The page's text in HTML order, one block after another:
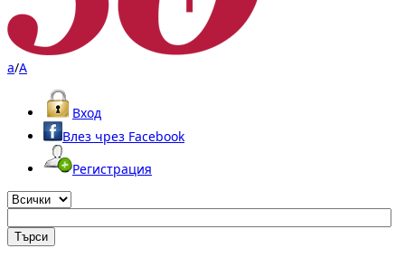
a/A
Вход
Влез чрез Facebook
Регистрация